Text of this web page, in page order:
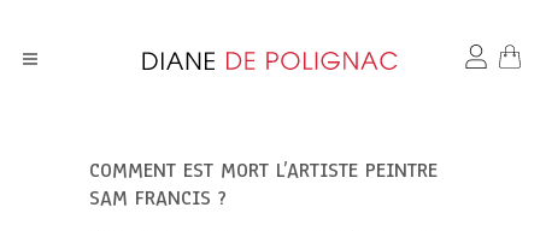
COMMENT EST MORT L’ARTISTE PEINTRE
SAM FRANCIS ?